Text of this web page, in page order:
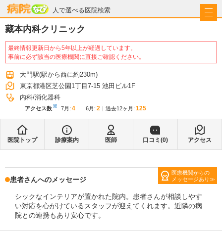
人で選べる医院検索
病院なび
藏本内科クリニック
最終情報更新日から5年以上が経過しています。
事前に必ず該当の医療機関に直接ご確認ください。
大門駅(駅から西に約230m)
東京都港区芝公園1丁目7-15 池田ビル1F
内科 消化器科
アクセス数※ 7月 : 4 6月 : 2 過去12ヶ月: 125
医院トップ 診療案内 医師 口コミ(0) アクセス
医療機関からの
メッセージあり
患者さんへのメッセージ
シックなインテリアが置かれた院内。患者さんが相談しやす
い対応を心がけているスタッフが迎えてくれます。近隣の病
院との連携もあり安心です。